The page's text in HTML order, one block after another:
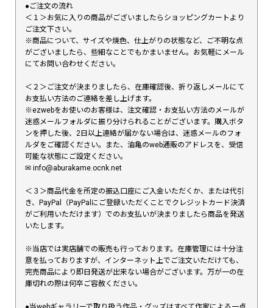
●ご注文の流れ
＜１＞お気に入りの商品がございましたらショッピングカートより
ご注文下さい。
※商品について、サイズや焼色、仕上がりの状態など、ご不明な点
がございましたら、些細なことでもかまいません。お気軽にメール
にてお問い合わせください。
＜２＞ご注文が決まりましたら、在庫確認後、折り返しメールにて
お支払い方法のご連絡を差し上げます。
※ezwebをお使いのお客様は、注文確認・お支払い方法のメールが
迷惑メールフォルダに振り分けられることがございます。購入ボタ
ンを押した後、2日以上連絡が届かない場合は、迷惑メールのフォ
ルダをご確認ください。また、油亀のweb通販のアドレスを、受信
可能な状態にご設定ください。
✉︎ info@aburakame.ocnk.net
＜３＞商品代金を所定の振込口座にご入金いただくか、または代引
き、PayPal（PayPalにご登録いただくことでクレジットカード決済
がご利用いただけます）でのお支払いが決まりましたら商品を発送
いたします。
※当店では実店舗での販売も行っております。在庫管理には十分注
意を払っておりますが、インターネット上でご注文いただけても、
完売商品により即日発送が出来ない場合がございます。万が一の在
庫切れの際は何卒ご容赦ください。